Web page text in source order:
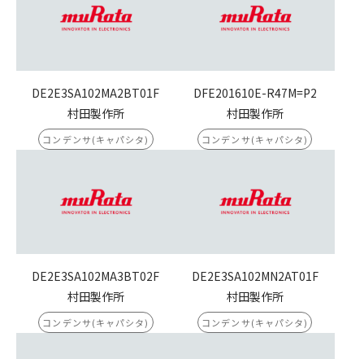
DE2E3SA102MA2BT01F
村田製作所
コンデンサ(キャパシタ)
DFE201610E-R47M=P2
村田製作所
コンデンサ(キャパシタ)
DE2E3SA102MA3BT02F
村田製作所
コンデンサ(キャパシタ)
DE2E3SA102MN2AT01F
村田製作所
コンデンサ(キャパシタ)